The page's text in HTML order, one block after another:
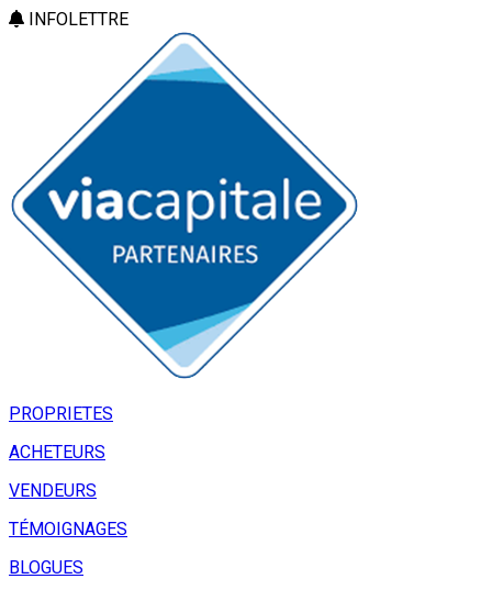
INFOLETTRE
PROPRIETES
ACHETEURS
VENDEURS
TÉMOIGNAGES
BLOGUES